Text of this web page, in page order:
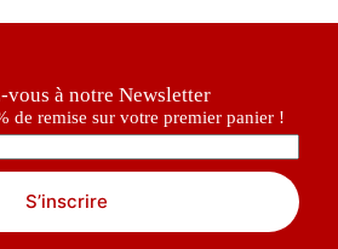
à notre Newsletter
de remise sur votre premier panier !
S’inscrire